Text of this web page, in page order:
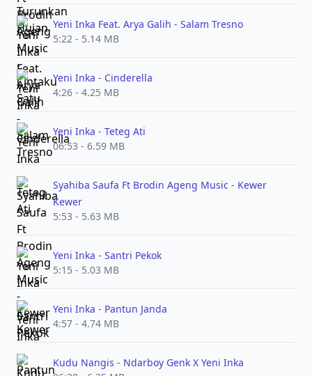
Yeni Inka Feat. Arya Galih - Salam Tresno
5:22 - 5.14 MB
Yeni Inka - Cinderella
4:26 - 4.25 MB
Yeni Inka - Teteg Ati
06:53 - 6.59 MB
Syahiba Saufa Ft Brodin Ageng Music - Kewer
Kewer
5:53 - 5.63 MB
Yeni Inka - Santri Pekok
5:15 - 5.03 MB
Yeni Inka - Pantun Janda
4:57 - 4.74 MB
Kudu Nangis - Ndarboy Genk X Yeni Inka